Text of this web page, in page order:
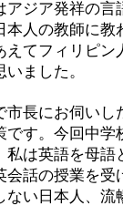
ジア発祥の言
本人の教師に
えてフィリピ
いました。
長にお伺いし
です。今回中
私は英語を母
会話の授業を受
ない日本人、流